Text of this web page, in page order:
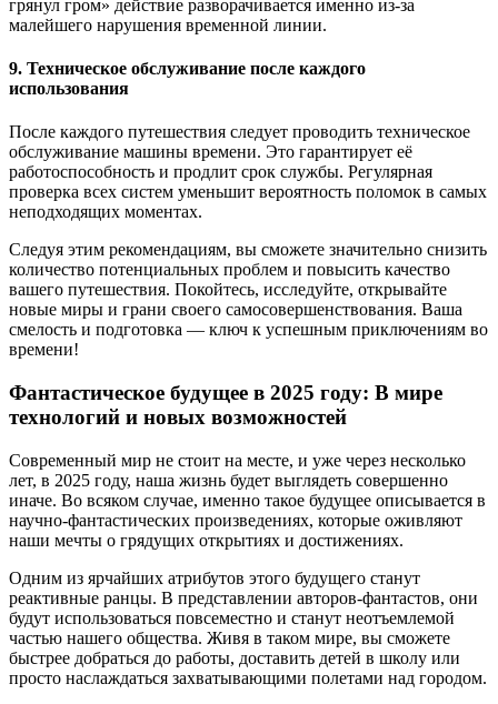
грянул гром» действие разворачивается именно из-за
малейшего нарушения временной линии.
9. Техническое обслуживание после каждого
использования
После каждого путешествия следует проводить техническое
обслуживание машины времени. Это гарантирует её
работоспособность и продлит срок службы. Регулярная
проверка всех систем уменьшит вероятность поломок в самых
неподходящих моментах.
Следуя этим рекомендациям, вы сможете значительно снизить
количество потенциальных проблем и повысить качество
вашего путешествия. Покойтесь, исследуйте, открывайте
новые миры и грани своего самосовершенствования. Ваша
смелость и подготовка — ключ к успешным приключениям во
времени!
Фантастическое будущее в 2025 году: В мире
технологий и новых возможностей
Современный мир не стоит на месте, и уже через несколько
лет, в 2025 году, наша жизнь будет выглядеть совершенно
иначе. Во всяком случае, именно такое будущее описывается в
научно-фантастических произведениях, которые оживляют
наши мечты о грядущих открытиях и достижениях.
Одним из ярчайших атрибутов этого будущего станут
реактивные ранцы. В представлении авторов-фантастов, они
будут использоваться повсеместно и станут неотъемлемой
частью нашего общества. Живя в таком мире, вы сможете
быстрее добраться до работы, доставить детей в школу или
просто наслаждаться захватывающими полетами над городом.